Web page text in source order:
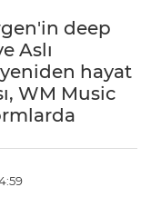
deep
Aslı
hayat
WM Music